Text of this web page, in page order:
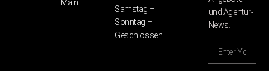
Main
Samstag –
Sonntag –
Geschlossen
und Agentur-
News.